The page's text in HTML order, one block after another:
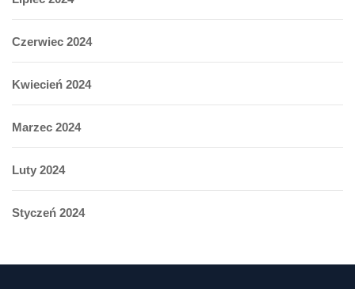
Czerwiec 2024
Kwiecień 2024
Marzec 2024
Luty 2024
Styczeń 2024